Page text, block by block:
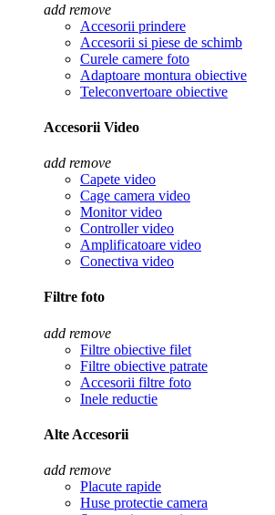
add remove
Accesorii prindere
Accesorii si piese de schimb
Curele camere foto
Adaptoare montura obiective
Teleconvertoare obiective
Accesorii Video
add remove
Capete video
Cage camera video
Monitor video
Controller video
Amplificatoare video
Conectiva video
Filtre foto
add remove
Filtre obiective filet
Filtre obiective patrate
Accesorii filtre foto
Inele reductie
Alte Accesorii
add remove
Placute rapide
Huse protectie camera